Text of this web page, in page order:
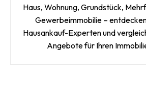
Haus, Wohnung, Grundstück,
Gewerbeimmobilie –
Hausankauf-Experten und
Angebote für Ihren